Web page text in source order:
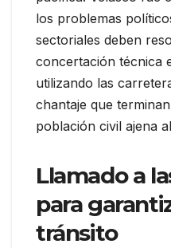
los problemas
sectoriales deben
concertación técnica
utilizando las
chantaje que
población civil ajena
Llamado a
para
tránsito